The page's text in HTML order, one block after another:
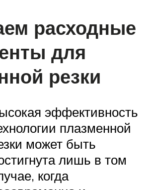
расходные
для
резки
эффективность
плазменной
может быть
лишь в том
когда